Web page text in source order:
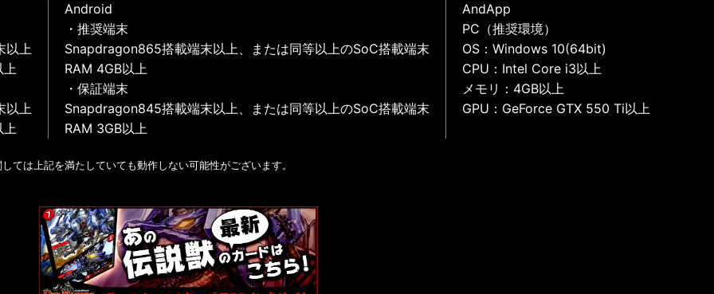
以上
上
以上
上
Android
・推奨端末
Snapdragon865搭載端末以上、または同等以上のSoC搭載端末
RAM 4GB以上
・保証端末
Snapdragon845搭載端末以上、または同等以上のSoC搭載端末
RAM 3GB以上
AndApp
PC（推奨環境）
OS：Windows 10(64bit)
CPU：Intel Core i3以上
メモリ：4GB以上
GPU：GeForce GTX 550 Ti以上
ては上記を満たしていても動作しない可能性がございます。